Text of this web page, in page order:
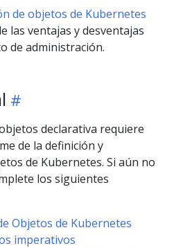
de objetos de Kubernetes
las ventajas y desventajas
de administración.
declarativa requiere
de la definición y
de Kubernetes. Si aún no
los siguientes
Objetos de Kubernetes
imperativos